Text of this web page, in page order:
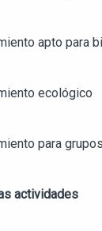
apto para
ecológico
para
actividades